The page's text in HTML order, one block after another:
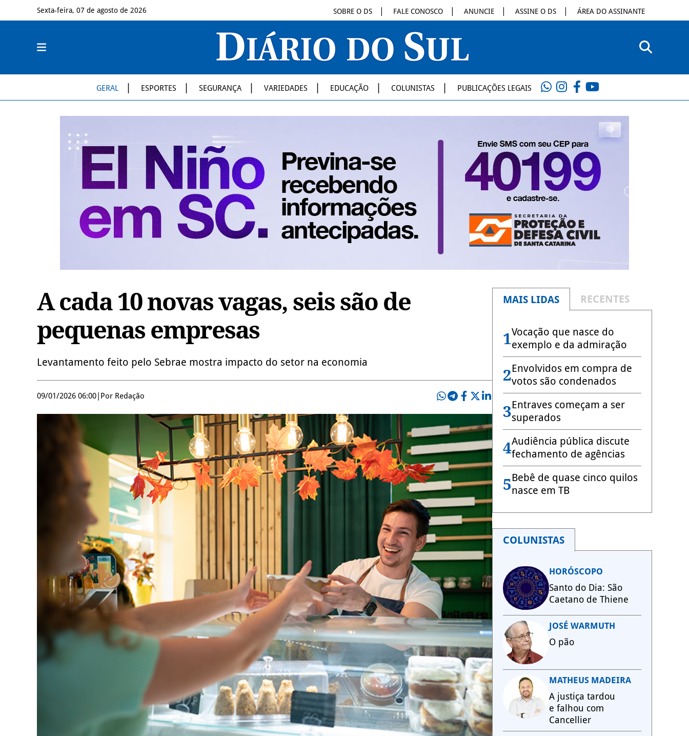
Sexta-feira, 07 de agosto de 2026 SOBRE O DS FALE CONOSCO ANUNCIE ASSINE O DS ÁREA DO ASSINANTE
GERAL ESPORTES SEGURANÇA VARIEDADES EDUCAÇÃO COLUNISTAS PUBLICAÇÕES LEGAIS
A cada 10 novas vagas, seis são de
pequenas empresas
Levantamento feito pelo Sebrae mostra impacto do setor na economia
09/01/2026 06:00 Por Redação
MAIS LIDAS RECENTES
1Vocação que nasce do
exemplo e da admiração
2Envolvidos em compra de
votos são condenados
3Entraves começam a ser
superados
4Audiência pública discute
fechamento de agências
5Bebê de quase cinco quilos
nasce em TB
COLUNISTAS
HORÓSCOPO
Santo do Dia: São
Caetano de Thiene
JOSÉ WARMUTH
O pão
MATHEUS MADEIRA
A justiça tardou
e falhou com
Cancellier